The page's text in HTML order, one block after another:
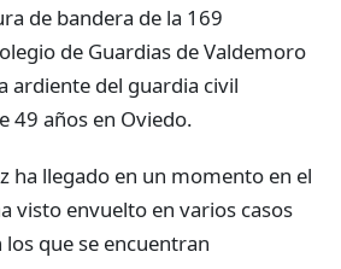
de bandera de la 169
de Guardias de Valdemoro
ardiente del guardia civil
49 años en Oviedo.
ha llegado en un momento en el
visto envuelto en varios casos
que se encuentran